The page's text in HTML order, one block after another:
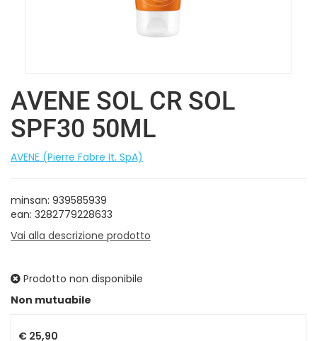
AVENE SOL CR SOL
SPF30 50ML
AVENE (Pierre Fabre It. SpA)
minsan: 939585939
ean: 3282779228633
Vai alla descrizione prodotto
Prodotto non disponibile
Non mutuabile
Prezzo
€ 25,90